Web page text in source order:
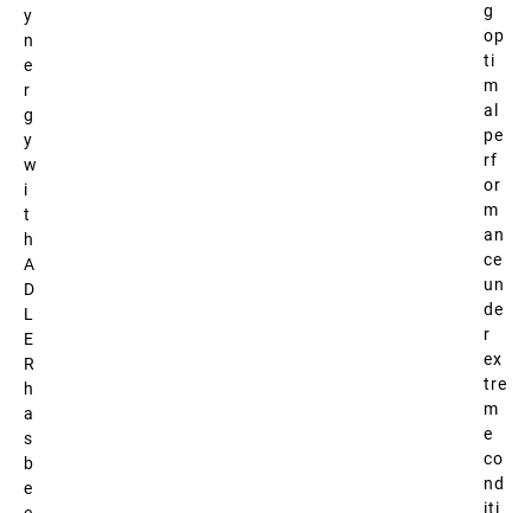
y
n
e
r
g
y
w
i
t
h
A
D
L
E
R
h
a
s
b
e
g
op
ti
m
al
pe
rf
or
m
an
ce
un
de
r
ex
tre
m
e
co
nd
iti